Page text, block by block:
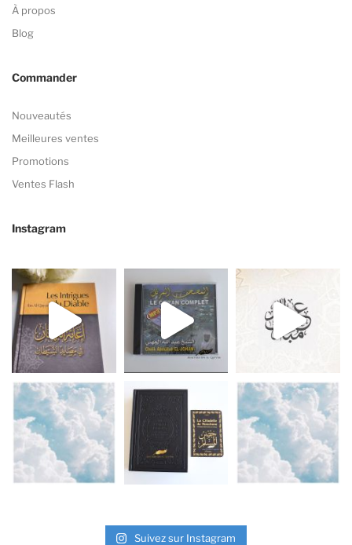
À propos
Blog
Commander
Nouveautés
Meilleures ventes
Promotions
Ventes Flash
Instagram
Suivez sur Instagram